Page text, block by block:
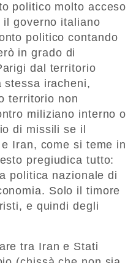
politico molto acceso
governo italiano
politico contando
in grado di
dal territorio
stessa iracheni,
territorio non
miliziano interno o
di missili se il
Iran, come si teme in
pregiudica tutto:
politica nazionale di
Solo il timore
e quindi degli
tra Iran e Stati